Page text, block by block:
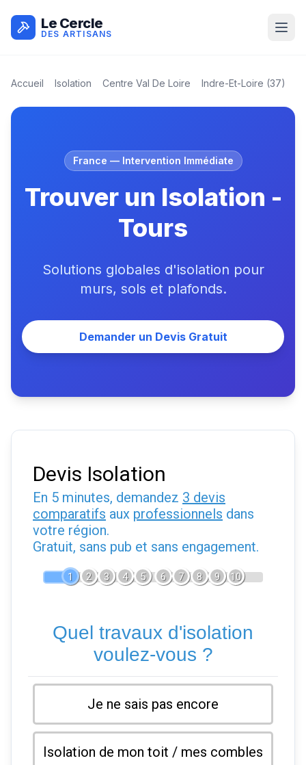
Le Cercle
DES ARTISANS
Accueil Isolation Centre Val De Loire Indre-Et-Loire (37)
France — Intervention Immédiate
Trouver un Isolation -
Tours
Solutions globales d'isolation pour
murs, sols et plafonds.
Demander un Devis Gratuit
Devis Isolation
En 5 minutes, demandez 3 devis
comparatifs aux professionnels dans
votre région.
Gratuit, sans pub et sans engagement.
1 2 3 4 5 6 7 8 9 10
Quel travaux d'isolation
voulez-vous ?
Je ne sais pas encore
Isolation de mon toit / mes combles